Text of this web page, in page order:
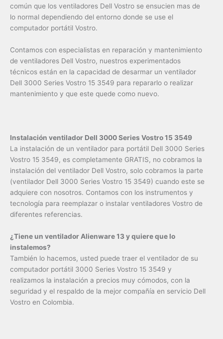
común que los ventiladores Dell Vostro se ensucien mas de
lo normal dependiendo del entorno donde se use el
computador portátil Vostro.
Contamos con especialistas en reparación y mantenimiento
de ventiladores Dell Vostro, nuestros experimentados
técnicos están en la capacidad de desarmar un ventilador
Dell 3000 Series Vostro 15 3549 para repararlo o realizar
mantenimiento y que este quede como nuevo.
Instalación ventilador Dell 3000 Series Vostro 15 3549
La instalación de un ventilador para portátil Dell 3000 Series
Vostro 15 3549, es completamente GRATIS, no cobramos la
instalación del ventilador Dell Vostro, solo cobramos la parte
(ventilador Dell 3000 Series Vostro 15 3549) cuando este se
adquiere con nosotros. Contamos con los instrumentos y
tecnología para reemplazar o instalar ventiladores Vostro de
diferentes referencias.
¿Tiene un ventilador Alienware 13 y quiere que lo
instalemos?
También lo hacemos, usted puede traer el ventilador de su
computador portátil 3000 Series Vostro 15 3549 y
realizamos la instalación a precios muy cómodos, con la
seguridad y el respaldo de la mejor compañía en servicio Dell
Vostro en Colombia.